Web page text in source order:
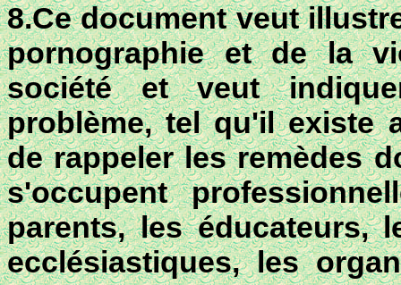
8.Ce document veut
pornographie et de la
société et veut
problème, tel qu'il existe
de rappeler les remèdes
s'occupent
parents, les éducateurs,
ecclésiastiques, les